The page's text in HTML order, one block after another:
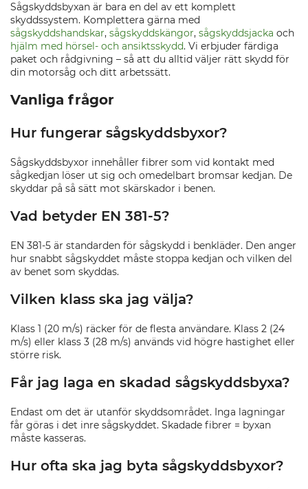
Sågskyddsbyxan är bara en del av ett komplett
skyddssystem. Komplettera gärna med
sågskyddshandskar, sågskyddskängor, sågskyddsjacka och
hjälm med hörsel- och ansiktsskydd. Vi erbjuder färdiga
paket och rådgivning – så att du alltid väljer rätt skydd för
din motorsåg och ditt arbetssätt.
Vanliga frågor
Hur fungerar sågskyddsbyxor?
Sågskyddsbyxor innehåller fibrer som vid kontakt med
sågkedjan löser ut sig och omedelbart bromsar kedjan. De
skyddar på så sätt mot skärskador i benen.
Vad betyder EN 381-5?
EN 381-5 är standarden för sågskydd i benkläder. Den anger
hur snabbt sågskyddet måste stoppa kedjan och vilken del
av benet som skyddas.
Vilken klass ska jag välja?
Klass 1 (20 m/s) räcker för de flesta användare. Klass 2 (24
m/s) eller klass 3 (28 m/s) används vid högre hastighet eller
större risk.
Får jag laga en skadad sågskyddsbyxa?
Endast om det är utanför skyddsområdet. Inga lagningar
får göras i det inre sågskyddet. Skadade fibrer = byxan
måste kasseras.
Hur ofta ska jag byta sågskyddsbyxor?